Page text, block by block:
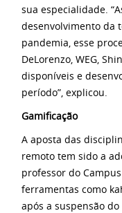
sua especialidade.
desenvolvimento da
pandemia, esse
DeLorenzo, WEG,
disponíveis e
período”, explicou.
Gamificação
A aposta das
remoto tem sido a
professor do
ferramentas como
após a suspensão